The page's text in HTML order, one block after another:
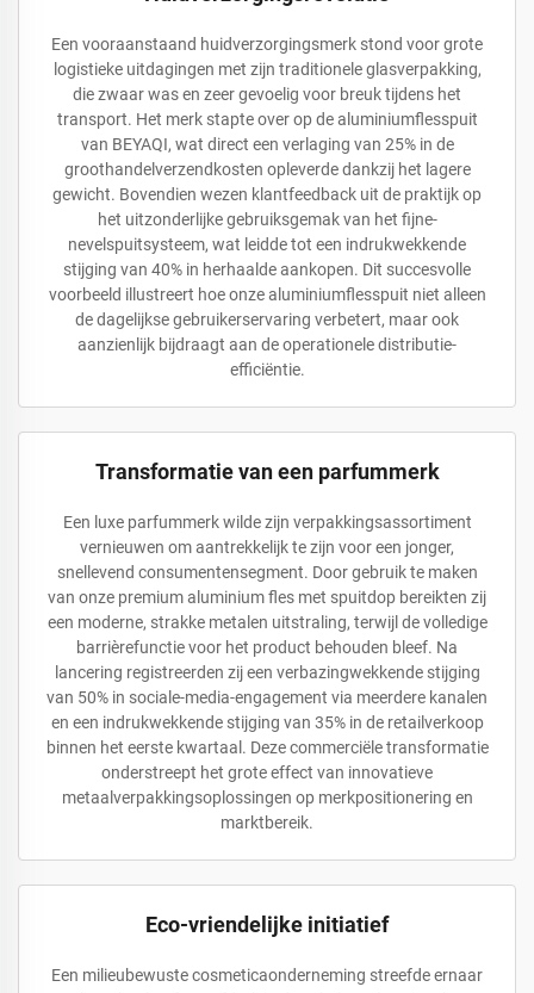
Een vooraanstaand huidverzorgingsmerk stond voor grote
logistieke uitdagingen met zijn traditionele glasverpakking,
die zwaar was en zeer gevoelig voor breuk tijdens het
transport. Het merk stapte over op de aluminiumflesspuit
van BEYAQI, wat direct een verlaging van 25% in de
groothandelverzendkosten opleverde dankzij het lagere
gewicht. Bovendien wezen klantfeedback uit de praktijk op
het uitzonderlijke gebruiksgemak van het fijne-
nevelspuitsysteem, wat leidde tot een indrukwekkende
stijging van 40% in herhaalde aankopen. Dit succesvolle
voorbeeld illustreert hoe onze aluminiumflesspuit niet alleen
de dagelijkse gebruikerservaring verbetert, maar ook
aanzienlijk bijdraagt aan de operationele distributie-
efficiëntie.
Transformatie van een parfummerk
Een luxe parfummerk wilde zijn verpakkingsassortiment
vernieuwen om aantrekkelijk te zijn voor een jonger,
snellevend consumentensegment. Door gebruik te maken
van onze premium aluminium fles met spuitdop bereikten zij
een moderne, strakke metalen uitstraling, terwijl de volledige
barrièrefunctie voor het product behouden bleef. Na
lancering registreerden zij een verbazingwekkende stijging
van 50% in sociale-media-engagement via meerdere kanalen
en een indrukwekkende stijging van 35% in de retailverkoop
binnen het eerste kwartaal. Deze commerciële transformatie
onderstreept het grote effect van innovatieve
metaalverpakkingsoplossingen op merkpositionering en
marktbereik.
Eco-vriendelijke initiatief
Een milieubewuste cosmeticaonderneming streefde ernaar